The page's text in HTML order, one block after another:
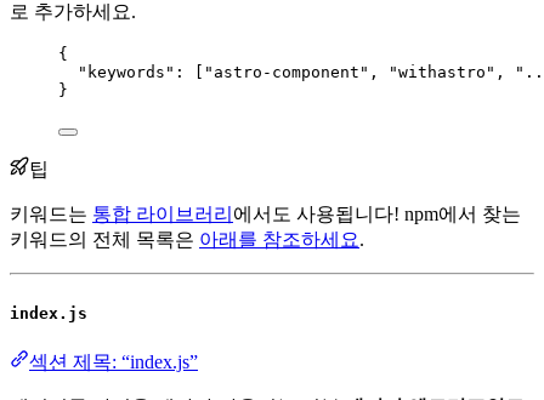
로 추가하세요.
{
"keywords" : [ " astro-component " , "withastro " , "
}
팁
키워드는 통합 라이브러리 에서도 사용됩니다! npm에서 찾는
키워드의 전체 목록은 아래를 참조하세요.
index.js
섹션 제목: “index.js”